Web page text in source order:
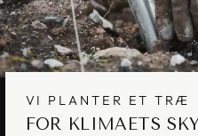
VI PLANTER ET TRÆ
FOR KLIMAETS